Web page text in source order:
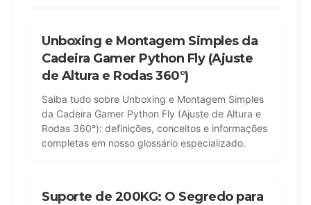
Unboxing e Montagem Simples da
Cadeira Gamer Python Fly (Ajuste
de Altura e Rodas 360°)
Saiba tudo sobre Unboxing e Montagem Simples
da Cadeira Gamer Python Fly (Ajuste de Altura e
Rodas 360°): definições, conceitos e informações
completas em nosso glossário especializado.
Suporte de 200KG: O Segredo para